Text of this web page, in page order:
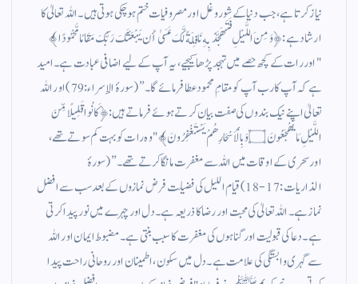
نیاز کرتا ہے، جب دنیا کے شور و غل اور مصروفیات ختم ہو چکی ہوتی ہیں۔ اللہ تعالیٰ کا
ارشاد ہے: ﴿وَمِنَ اللَّيْلِ فَتَهَجَّدْ بِهِ نَافِلَةً لَّكَ عَسَىٰ أَن يَبْعَثَكَ رَبُّكَ مَقَامًا مَّحْمُودًا﴾
"اور رات کے کچھ حصے میں تہجد پڑھا کیجیے، یہ آپ کے لیے اضافی عبادت ہے۔ امید
ہے کہ آپ کا رب آپ کو مقامِ محمود عطا فرمائے گا۔” (سورۂ الإسراء: 79) اور اللہ
تعالیٰ اپنے نیک بندوں کی صفت بیان کرتے ہوئے فرماتے ہیں: ﴿كَانُوا قَلِيلًا مِّنَ
اللَّيْلِ مَا يَهْجَعُونَ ۝ وَبِالْأَسْحَارِ هُمْ يَسْتَغْفِرُونَ﴾ "وہ رات کو بہت کم سوتے تھے،
اور سحری کے اوقات میں اللہ سے مغفرت مانگا کرتے تھے۔” (سورۂ
الذاریات: 17-18) قیام اللیل کی فضیلت فرض نمازوں کے بعد سب سے افضل
نماز ہے۔ اللہ تعالیٰ کی محبت اور رضا کا ذریعہ ہے۔ دل اور چہرے میں نور پیدا کرتی
ہے۔ دعا کی قبولیت اور گناہوں کی مغفرت کا سبب بنتی ہے۔ مضبوط ایمان اور اللہ
سے گہری وابستگی کی علامت ہے۔ دل میں سکون، اطمینان اور روحانی راحت پیدا